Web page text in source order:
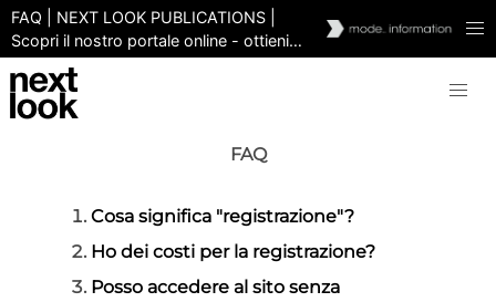
FAQ | NEXT LOOK PUBLICATIONS |
Scopri il nostro portale online - ottieni
risposte immediatamente e facilmente
FAQ
Cosa significa "registrazione"?
Ho dei costi per la registrazione?
Posso accedere al sito senza